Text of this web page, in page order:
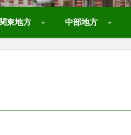
東地方 中部地方